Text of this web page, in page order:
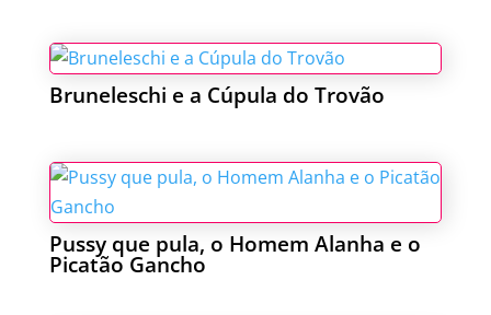
Bruneleschi e a Cúpula do Trovão
Pussy que pula, o Homem Alanha e o
Picatão Gancho